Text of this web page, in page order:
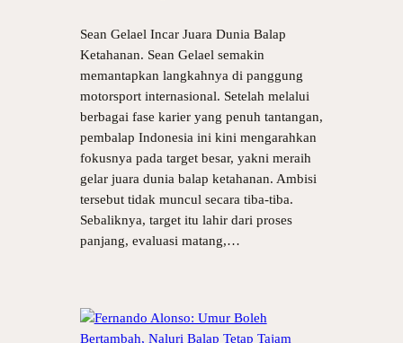
Sean Gelael Incar Juara Dunia Balap
Ketahanan. Sean Gelael semakin
memantapkan langkahnya di panggung
motorsport internasional. Setelah melalui
berbagai fase karier yang penuh tantangan,
pembalap Indonesia ini kini mengarahkan
fokusnya pada target besar, yakni meraih
gelar juara dunia balap ketahanan. Ambisi
tersebut tidak muncul secara tiba-tiba.
Sebaliknya, target itu lahir dari proses
panjang, evaluasi matang,…